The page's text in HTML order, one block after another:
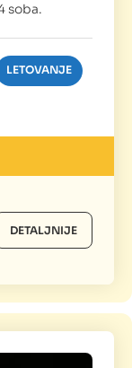
soba.
LETOVANJE
DETALJNIJE